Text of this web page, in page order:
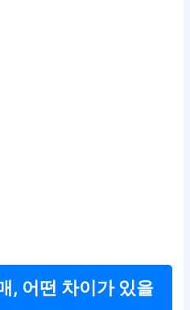
, 어떤 차이가 있을